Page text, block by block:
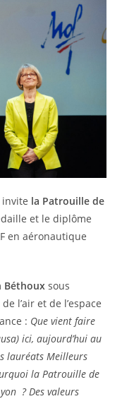
invite la Patrouille de
et le diplôme
en aéronautique
Béthouxsous
l’air et de l’espace
: Que vient faire
ici, aujourd’hui au
lauréats Meilleurs
la Patrouille de
? Des valeurs